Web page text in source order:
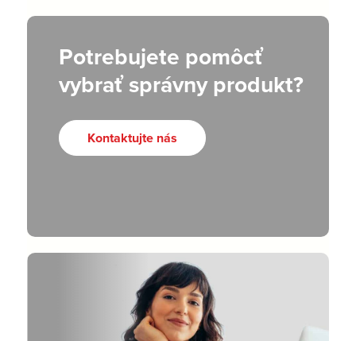
Potrebujete pomôcť
vybrať správny produkt?
Kontaktujte nás